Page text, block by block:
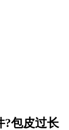
?包皮过长